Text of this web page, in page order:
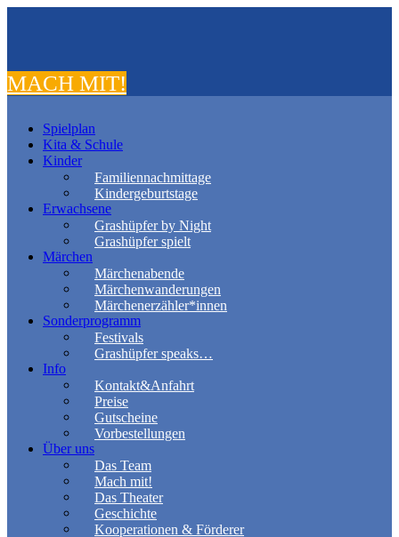
MACH MIT!
Spielplan
Kita & Schule
Kinder
Familiennachmittage
Kindergeburtstage
Erwachsene
Grashüpfer by Night
Grashüpfer spielt
Märchen
Märchenabende
Märchenwanderungen
Märchenerzähler*innen
Sonderprogramm
Festivals
Grashüpfer speaks…
Info
Kontakt&Anfahrt
Preise
Gutscheine
Vorbestellungen
Über uns
Das Team
Mach mit!
Das Theater
Geschichte
Kooperationen & Förderer